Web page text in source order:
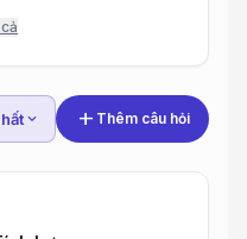
expand_more add Thêm câu hỏi